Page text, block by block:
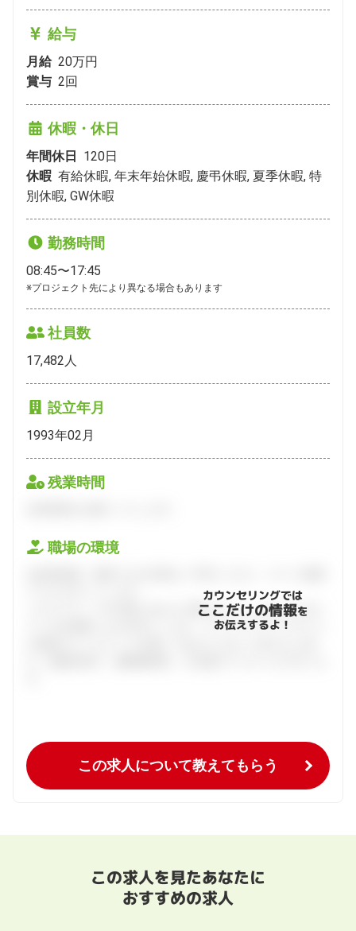
給与
月給 20万円
賞与 2回
休暇・休日
年間休日 120日
休暇 有給休暇, 年末年始休暇, 慶弔休暇, 夏季休暇, 特
別休暇, GW休暇
勤務時間
08:45〜17:45
※プロジェクト先により異なる場合もあります
社員数
17,482人
設立年月
1993年02月
残業時間
職場の環境
ハタラクティブが企業とあなたの間に立って、あなたに向い
ている仕事探しをお手伝いします。キャリアアドバイザーと
カウンセリングでは
ここだけの情報を
お伝えするよ！
この求人について教えてもらう
この求人を見たあなたに
おすすめの求人